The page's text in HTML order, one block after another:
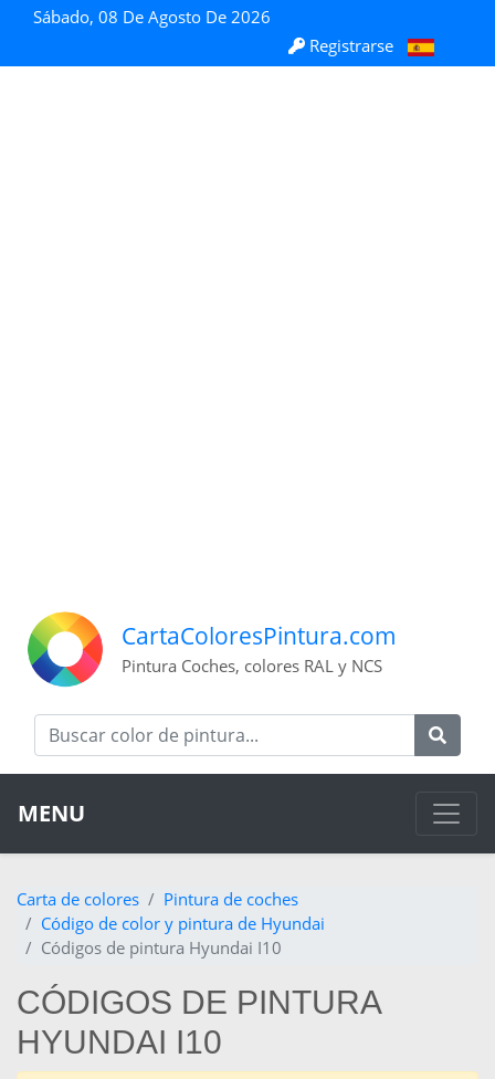
Sábado, 08 De Agosto De 2026
Registrarse
CartaColoresPintura.com
Pintura Coches, colores RAL y NCS
MENU
Carta de colores
Pintura de coches
Código de color y pintura de Hyundai
Códigos de pintura Hyundai I10
CÓDIGOS DE PINTURA
HYUNDAI I10